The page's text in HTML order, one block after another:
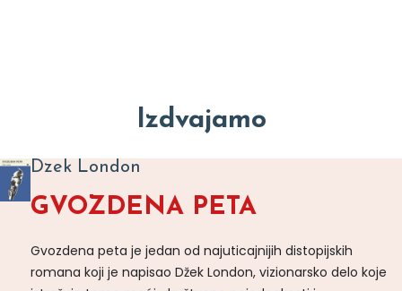
Izdvajamo
Dzek London
GVOZDENA PETA
Gvozdena peta je jedan od najuticajnijih distopijskih
romana koji je napisao Džek London, vizionarsko delo koje